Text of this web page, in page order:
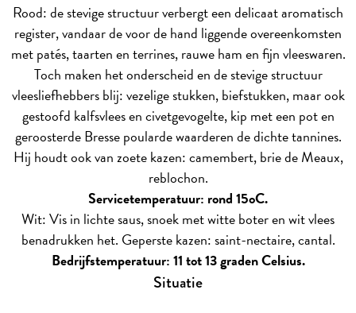
Rood: de stevige structuur verbergt een delicaat aromatisch
register, vandaar de voor de hand liggende overeenkomsten
met patés, taarten en terrines, rauwe ham en fijn vleeswaren.
Toch maken het onderscheid en de stevige structuur
vleesliefhebbers blij: vezelige stukken, biefstukken, maar ook
gestoofd kalfsvlees en civetgevogelte, kip met een pot en
geroosterde Bresse poularde waarderen de dichte tannines.
Hij houdt ook van zoete kazen: camembert, brie de Meaux,
reblochon.
Servicetemperatuur: rond 15oC.
Wit: Vis in lichte saus, snoek met witte boter en wit vlees
benadrukken het. Geperste kazen: saint-nectaire, cantal.
Bedrijfstemperatuur: 11 tot 13 graden Celsius.
Situatie